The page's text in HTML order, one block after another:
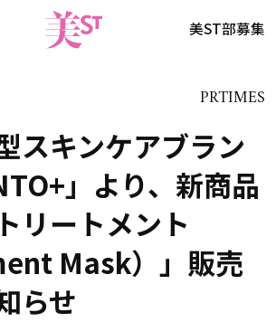
美ST部募集
PRTIMES
スキンケアブラン
」より、新商品
リートメント
Mask）」販売
らせ